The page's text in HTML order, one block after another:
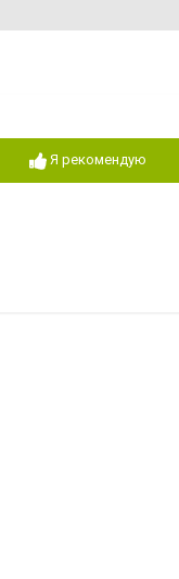
Я рекомендую